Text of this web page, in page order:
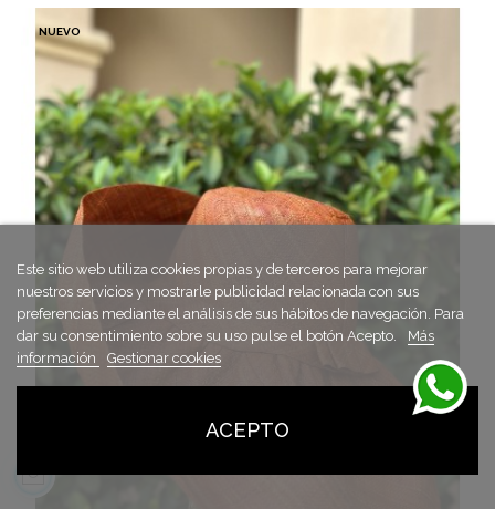
NUEVO
Este sitio web utiliza cookies propias y de terceros para mejorar
nuestros servicios y mostrarle publicidad relacionada con sus
preferencias mediante el análisis de sus hábitos de navegación. Para
dar su consentimiento sobre su uso pulse el botón Acepto.
Más
información
Gestionar cookies
ACEPTO